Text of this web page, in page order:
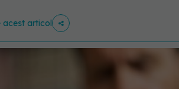
acest articol